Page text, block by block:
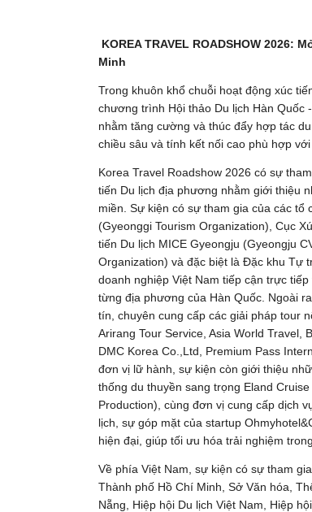
KOREA TRAVEL ROADSHOW 2026:
Minh
Trong khuôn khổ chuỗi hoạt động xúc
chương trình Hội thảo Du lịch Hàn Quốc
nhằm tăng cường và thúc đẩy hợp tác
chiều sâu và tính kết nối cao phù hợp
Korea Travel Roadshow 2026 có sự
tiến Du lịch địa phương nhằm giới thiệu
miền. Sự kiện có sự tham gia của các tổ
(Gyeonggi Tourism Organization), Cục
tiến Du lịch MICE Gyeongju (Gyeongju
Organization) và đặc biệt là Đặc khu Tự
doanh nghiệp Việt Nam tiếp cận trực
từng địa phương của Hàn Quốc. Ngoài
tín, chuyên cung cấp các giải pháp tour
Arirang Tour Service, Asia World Travel,
DMC Korea Co.,Ltd, Premium Pass
đơn vị lữ hành, sự kiện còn giới thiệu
thống du thuyền sang trọng Eland
Production), cùng đơn vị cung cấp dịch
lịch, sự góp mặt của startup
hiện đại, giúp tối ưu hóa trải nghiệm
Về phía Việt Nam, sự kiện có sự tham
Thành phố Hồ Chí Minh, Sở Văn hóa,
Nẵng, Hiệp hội Du lịch Việt Nam, Hiệp